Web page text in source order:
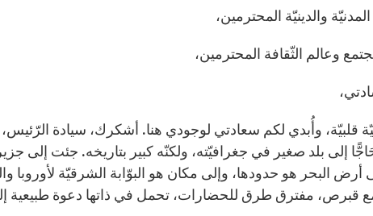
والدينيّة المحترمين،
وعالم الثّقافة المحترمين،
قلبيّة، وأُبدي لكم سعادتي لوجودي هنا. أشكرك، سيادة
إلى بلد صغير في جغرافيّته، ولكنّه كبير بتاريخه. جئت إلى
أرض البحر هو حدودها، وإلى مكان هو البوّابة الشرقيّة لأوروبا
قبرص، مفترق طرق للحضارات، تحمل في ذاتها دعوة طبيعية